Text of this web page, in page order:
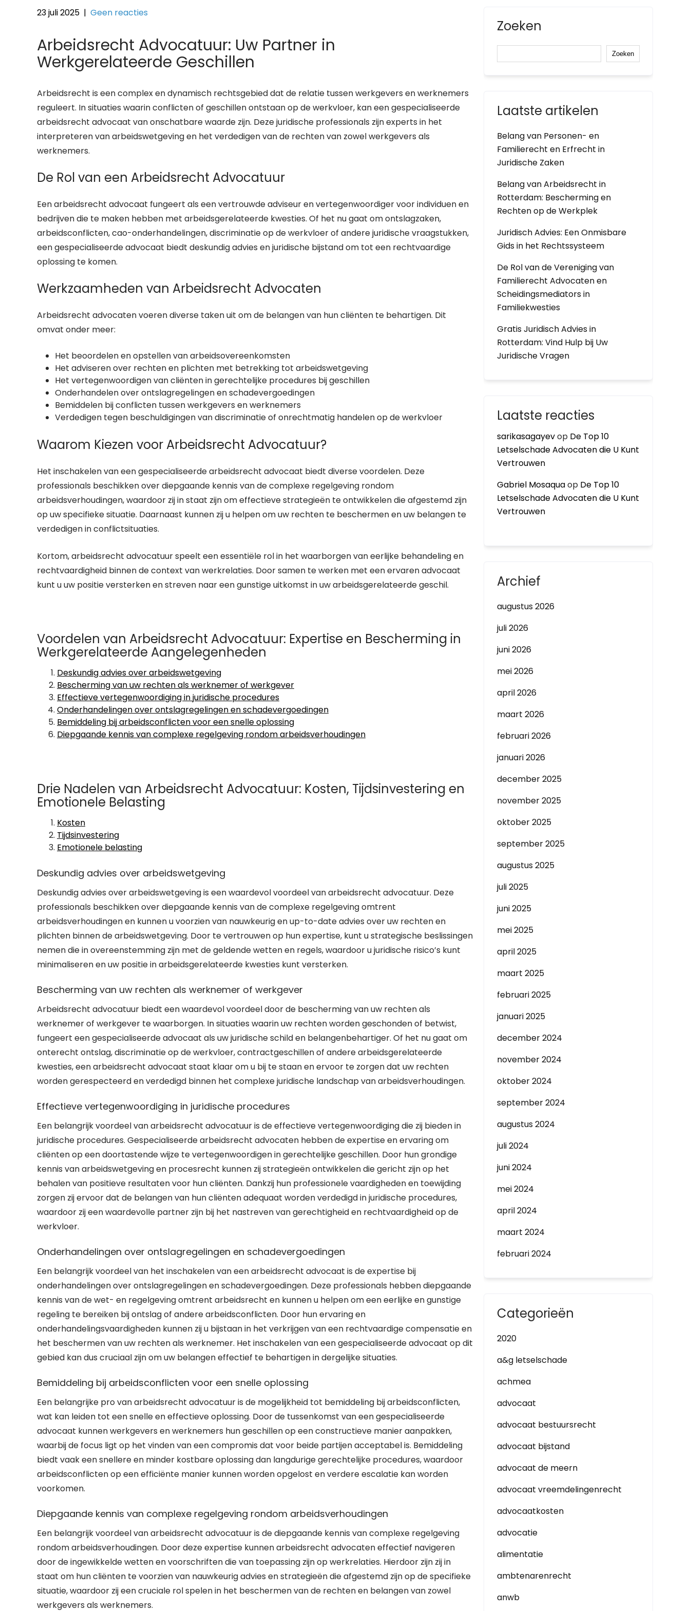
23 juli 2025 | Geen reacties
Arbeidsrecht Advocatuur: Uw Partner in
Werkgerelateerde Geschillen
Arbeidsrecht is een complex en dynamisch rechtsgebied dat de relatie tussen werkgevers en werknemers
reguleert. In situaties waarin conflicten of geschillen ontstaan op de werkvloer, kan een gespecialiseerde
arbeidsrecht advocaat van onschatbare waarde zijn. Deze juridische professionals zijn experts in het
interpreteren van arbeidswetgeving en het verdedigen van de rechten van zowel werkgevers als
werknemers.
De Rol van een Arbeidsrecht Advocatuur
Een arbeidsrecht advocaat fungeert als een vertrouwde adviseur en vertegenwoordiger voor individuen en
bedrijven die te maken hebben met arbeidsgerelateerde kwesties. Of het nu gaat om ontslagzaken,
arbeidsconflicten, cao-onderhandelingen, discriminatie op de werkvloer of andere juridische vraagstukken,
een gespecialiseerde advocaat biedt deskundig advies en juridische bijstand om tot een rechtvaardige
oplossing te komen.
Werkzaamheden van Arbeidsrecht Advocaten
Arbeidsrecht advocaten voeren diverse taken uit om de belangen van hun cliënten te behartigen. Dit
omvat onder meer:
Het beoordelen en opstellen van arbeidsovereenkomsten
Het adviseren over rechten en plichten met betrekking tot arbeidswetgeving
Het vertegenwoordigen van cliënten in gerechtelijke procedures bij geschillen
Onderhandelen over ontslagregelingen en schadevergoedingen
Bemiddelen bij conflicten tussen werkgevers en werknemers
Verdedigen tegen beschuldigingen van discriminatie of onrechtmatig handelen op de werkvloer
Waarom Kiezen voor Arbeidsrecht Advocatuur?
Het inschakelen van een gespecialiseerde arbeidsrecht advocaat biedt diverse voordelen. Deze
professionals beschikken over diepgaande kennis van de complexe regelgeving rondom
arbeidsverhoudingen, waardoor zij in staat zijn om effectieve strategieën te ontwikkelen die afgestemd zijn
op uw specifieke situatie. Daarnaast kunnen zij u helpen om uw rechten te beschermen en uw belangen te
verdedigen in conflictsituaties.
Kortom, arbeidsrecht advocatuur speelt een essentiële rol in het waarborgen van eerlijke behandeling en
rechtvaardigheid binnen de context van werkrelaties. Door samen te werken met een ervaren advocaat
kunt u uw positie versterken en streven naar een gunstige uitkomst in uw arbeidsgerelateerde geschil.
Voordelen van Arbeidsrecht Advocatuur: Expertise en Bescherming in
Werkgerelateerde Aangelegenheden
Deskundig advies over arbeidswetgeving
Bescherming van uw rechten als werknemer of werkgever
Effectieve vertegenwoordiging in juridische procedures
Onderhandelingen over ontslagregelingen en schadevergoedingen
Bemiddeling bij arbeidsconflicten voor een snelle oplossing
Diepgaande kennis van complexe regelgeving rondom arbeidsverhoudingen
Drie Nadelen van Arbeidsrecht Advocatuur: Kosten, Tijdsinvestering en
Emotionele Belasting
Kosten
Tijdsinvestering
Emotionele belasting
Deskundig advies over arbeidswetgeving
Deskundig advies over arbeidswetgeving is een waardevol voordeel van arbeidsrecht advocatuur. Deze
professionals beschikken over diepgaande kennis van de complexe regelgeving omtrent
arbeidsverhoudingen en kunnen u voorzien van nauwkeurig en up-to-date advies over uw rechten en
plichten binnen de arbeidswetgeving. Door te vertrouwen op hun expertise, kunt u strategische beslissingen
nemen die in overeenstemming zijn met de geldende wetten en regels, waardoor u juridische risico’s kunt
minimaliseren en uw positie in arbeidsgerelateerde kwesties kunt versterken.
Bescherming van uw rechten als werknemer of werkgever
Arbeidsrecht advocatuur biedt een waardevol voordeel door de bescherming van uw rechten als
werknemer of werkgever te waarborgen. In situaties waarin uw rechten worden geschonden of betwist,
fungeert een gespecialiseerde advocaat als uw juridische schild en belangenbehartiger. Of het nu gaat om
onterecht ontslag, discriminatie op de werkvloer, contractgeschillen of andere arbeidsgerelateerde
kwesties, een arbeidsrecht advocaat staat klaar om u bij te staan en ervoor te zorgen dat uw rechten
worden gerespecteerd en verdedigd binnen het complexe juridische landschap van arbeidsverhoudingen.
Effectieve vertegenwoordiging in juridische procedures
Een belangrijk voordeel van arbeidsrecht advocatuur is de effectieve vertegenwoordiging die zij bieden in
juridische procedures. Gespecialiseerde arbeidsrecht advocaten hebben de expertise en ervaring om
cliënten op een doortastende wijze te vertegenwoordigen in gerechtelijke geschillen. Door hun grondige
kennis van arbeidswetgeving en procesrecht kunnen zij strategieën ontwikkelen die gericht zijn op het
behalen van positieve resultaten voor hun cliënten. Dankzij hun professionele vaardigheden en toewijding
zorgen zij ervoor dat de belangen van hun cliënten adequaat worden verdedigd in juridische procedures,
waardoor zij een waardevolle partner zijn bij het nastreven van gerechtigheid en rechtvaardigheid op de
werkvloer.
Onderhandelingen over ontslagregelingen en schadevergoedingen
Een belangrijk voordeel van het inschakelen van een arbeidsrecht advocaat is de expertise bij
onderhandelingen over ontslagregelingen en schadevergoedingen. Deze professionals hebben diepgaande
kennis van de wet- en regelgeving omtrent arbeidsrecht en kunnen u helpen om een eerlijke en gunstige
regeling te bereiken bij ontslag of andere arbeidsconflicten. Door hun ervaring en
onderhandelingsvaardigheden kunnen zij u bijstaan in het verkrijgen van een rechtvaardige compensatie en
het beschermen van uw rechten als werknemer. Het inschakelen van een gespecialiseerde advocaat op dit
gebied kan dus cruciaal zijn om uw belangen effectief te behartigen in dergelijke situaties.
Bemiddeling bij arbeidsconflicten voor een snelle oplossing
Een belangrijke pro van arbeidsrecht advocatuur is de mogelijkheid tot bemiddeling bij arbeidsconflicten,
wat kan leiden tot een snelle en effectieve oplossing. Door de tussenkomst van een gespecialiseerde
advocaat kunnen werkgevers en werknemers hun geschillen op een constructieve manier aanpakken,
waarbij de focus ligt op het vinden van een compromis dat voor beide partijen acceptabel is. Bemiddeling
biedt vaak een snellere en minder kostbare oplossing dan langdurige gerechtelijke procedures, waardoor
arbeidsconflicten op een efficiënte manier kunnen worden opgelost en verdere escalatie kan worden
voorkomen.
Diepgaande kennis van complexe regelgeving rondom arbeidsverhoudingen
Een belangrijk voordeel van arbeidsrecht advocatuur is de diepgaande kennis van complexe regelgeving
rondom arbeidsverhoudingen. Door deze expertise kunnen arbeidsrecht advocaten effectief navigeren
door de ingewikkelde wetten en voorschriften die van toepassing zijn op werkrelaties. Hierdoor zijn zij in
staat om hun cliënten te voorzien van nauwkeurig advies en strategieën die afgestemd zijn op de specifieke
situatie, waardoor zij een cruciale rol spelen in het beschermen van de rechten en belangen van zowel
werkgevers als werknemers.
Zoeken
Zoeken
Laatste artikelen
Belang van Personen- en
Familierecht en Erfrecht in
Juridische Zaken
Belang van Arbeidsrecht in
Rotterdam: Bescherming en
Rechten op de Werkplek
Juridisch Advies: Een Onmisbare
Gids in het Rechtssysteem
De Rol van de Vereniging van
Familierecht Advocaten en
Scheidingsmediators in
Familiekwesties
Gratis Juridisch Advies in
Rotterdam: Vind Hulp bij Uw
Juridische Vragen
Laatste reacties
sarikasagayevop De Top 10
Letselschade Advocaten die U Kunt
Vertrouwen
Gabriel Mosaquaop De Top 10
Letselschade Advocaten die U Kunt
Vertrouwen
Archief
augustus 2026
juli 2026
juni 2026
mei 2026
april 2026
maart 2026
februari 2026
januari 2026
december 2025
november 2025
oktober 2025
september 2025
augustus 2025
juli 2025
juni 2025
mei 2025
april 2025
maart 2025
februari 2025
januari 2025
december 2024
november 2024
oktober 2024
september 2024
augustus 2024
juli 2024
juni 2024
mei 2024
april 2024
maart 2024
februari 2024
Categorieën
2020
a&g letselschade
achmea
advocaat
advocaat bestuursrecht
advocaat bijstand
advocaat de meern
advocaat vreemdelingenrecht
advocaatkosten
advocatie
alimentatie
ambtenarenrecht
anwb